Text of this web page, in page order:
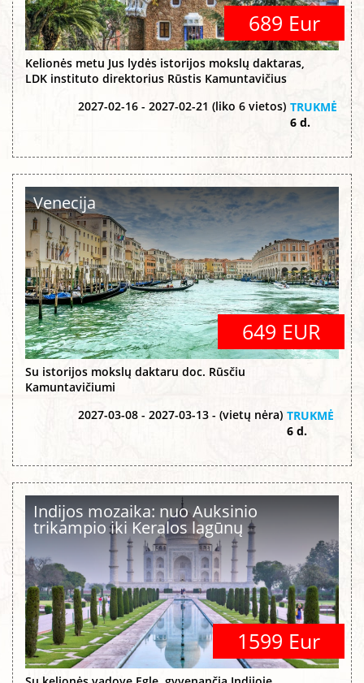
689 Eur
Kelionės metu Jus lydės istorijos mokslų daktaras,
LDK instituto direktorius Rūstis Kamuntavičius
2027-02-16 - 2027-02-21 (liko 6 vietos) TRUKMĖ
6 d.
Venecija
649 EUR
Su istorijos mokslų daktaru doc. Rūsčiu
Kamuntavičiumi
2027-03-08 - 2027-03-13 - (vietų nėra) TRUKMĖ
6 d.
Indijos mozaika: nuo Auksinio
trikampio iki Keralos lagūnų
1599 Eur